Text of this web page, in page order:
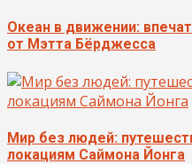
Океан в движении:
от Мэтта Бёрджесса
Мир без людей:
локациям Саймона Йонга